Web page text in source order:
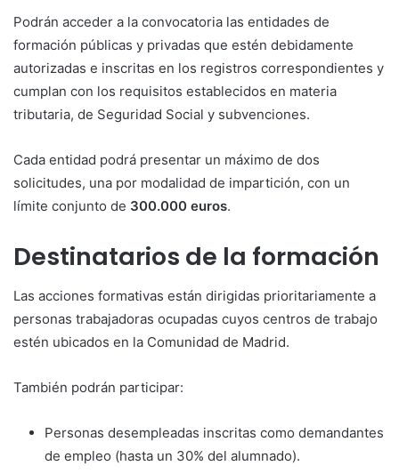
Podrán acceder a la convocatoria las entidades de
formación públicas y privadas que estén debidamente
autorizadas e inscritas en los registros correspondientes y
cumplan con los requisitos establecidos en materia
tributaria, de Seguridad Social y subvenciones.
Cada entidad podrá presentar un máximo de dos
solicitudes, una por modalidad de impartición, con un
límite conjunto de 300.000 euros.
Destinatarios de la formación
Las acciones formativas están dirigidas prioritariamente a
personas trabajadoras ocupadas cuyos centros de trabajo
estén ubicados en la Comunidad de Madrid.
También podrán participar:
Personas desempleadas inscritas como demandantes
de empleo (hasta un 30% del alumnado).